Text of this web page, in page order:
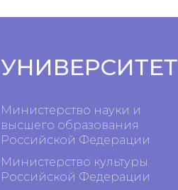
УНИВЕРСИТЕТ
Министерство науки и
высшего образования
Российской Федерации
Министерство культуры
Российской Федерации